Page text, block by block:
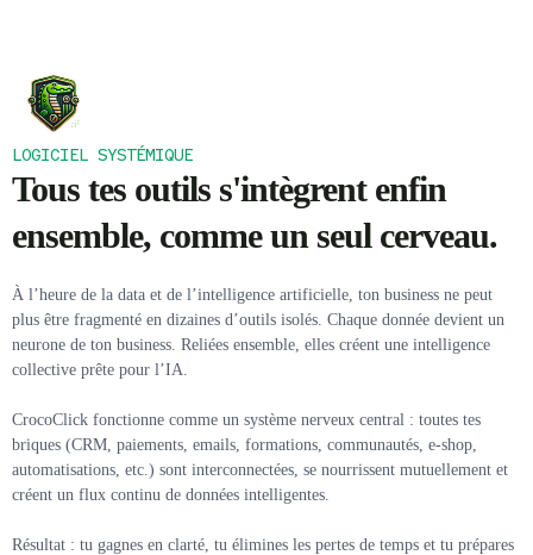
LOGICIEL SYSTÉMIQUE
Tous tes outils s'intègrent enfin
ensemble, comme un seul cerveau.
À l’heure de la data et de l’intelligence artificielle, ton business ne peut
plus être fragmenté en dizaines d’outils isolés. Chaque donnée devient un
neurone de ton business. Reliées ensemble, elles créent une intelligence
collective prête pour l’IA.
CrocoClick fonctionne comme un système nerveux central : toutes tes
briques (CRM, paiements, emails, formations, communautés, e-shop,
automatisations, etc.) sont interconnectées, se nourrissent mutuellement et
créent un flux continu de données intelligentes.
Résultat : tu gagnes en clarté, tu élimines les pertes de temps et tu prépares